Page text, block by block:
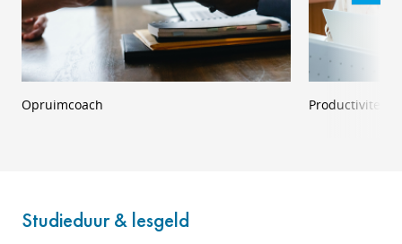
Opruimcoach
Studieduur & lesgeld